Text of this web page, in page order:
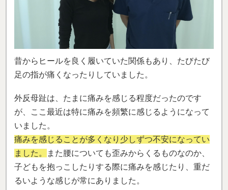
昔からヒールを良く履いていた関係もあり、たびたび
足の指が痛くなったりしていました。
外反母趾は、たまに痛みを感じる程度だったのです
が、ここ最近は特に痛みを頻繁に感じるようになって
いました。
痛みを感じることが多くなり少しずつ不安になってい
ました。
また腰についても歪みからくるものなのか、
子どもを抱っこしたりする際に痛みを感じたり、重だ
るいような感じが常にありました。